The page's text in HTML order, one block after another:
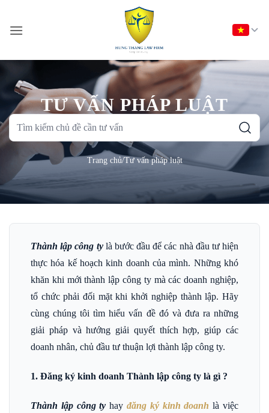
nội
TƯ VẤN PHÁP LUẬT
Tìm
chủ
đề
tư
Trang chủ/Tư vấn pháp luật
Thành lập công ty là bước đầu để các nhà đầu tư hiện
thực hóa kế hoạch kinh doanh của mình. Những khó
khăn khi mới thành lập công ty mà các doanh nghiệp,
tổ chức phải đối mặt khi khởi nghiệp thành lập. Hãy
cùng chúng tôi tìm hiểu vấn đề đó và đưa ra những
giải pháp và hướng giải quyết thích hợp, giúp các
doanh nhân, chủ đầu tư thuận lợi thành lập công ty.
1. Đăng ký kinh doanh Thành lập công ty là gì ?
Thành lập công ty hayđăng ký kinh doanh là việc